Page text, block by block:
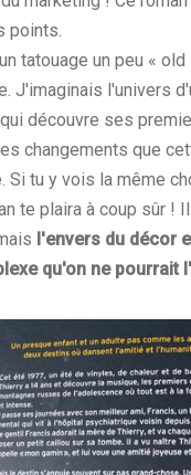
points.
tatouage un peu «
J'imaginais l'univers
découvre ses
changements que
Si tu y vois la même
te plaira à coup sûr !
l'envers du décor
qu'on ne pourrait